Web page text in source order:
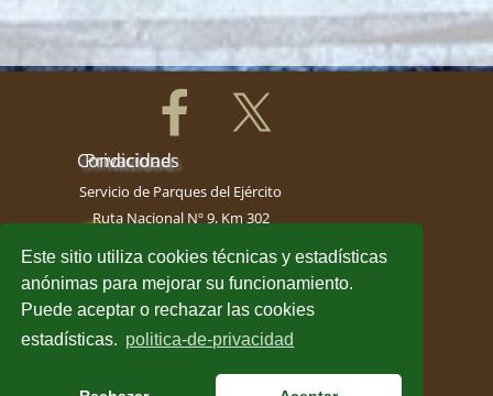
Este sitio utiliza cookies técnicas y estadísticas
anónimas para mejorar su funcionamiento.
Puede aceptar o rechazar las cookies
estadísticas. politica-de-privacidad
Servicio de Parques del Ejército
Ruta Nacional Nº 9, Km 302
Departamento de Rocha,
Teléfonos: (+598) 4477 2101
(+598) 92 678 631
Privacidad
Condiciones